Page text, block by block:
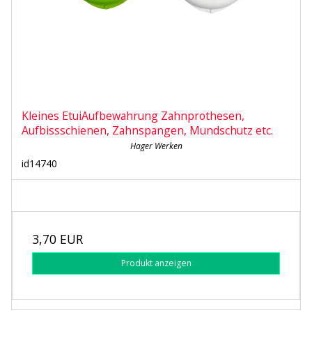
Kleines EtuiAufbewahrung Zahnprothesen,
Aufbissschienen, Zahnspangen, Mundschutz etc.
Hager Werken
id14740
3,70 EUR
Produkt anzeigen